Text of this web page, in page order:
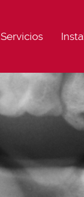
Servicios